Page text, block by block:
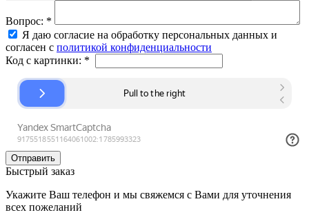
Вопрос: *
Я даю согласие на обработку персональных данных и
согласен с политикой конфиденциальности
Код с картинки: *
Быстрый заказ
Укажите Ваш телефон и мы свяжемся с Вами для уточнения
всех пожеланий